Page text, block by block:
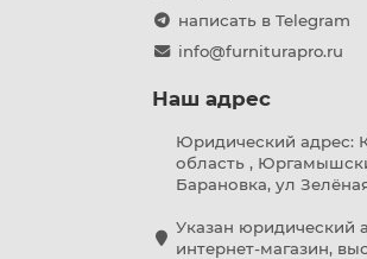
написать в Telegram
info@furniturapro.ru
Наш адрес
Юридический адрес:
область ,
Барановка, ул
Указан юридический
интернет-магазин,